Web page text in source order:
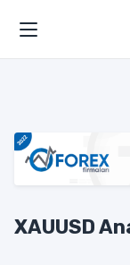
XAUUSD